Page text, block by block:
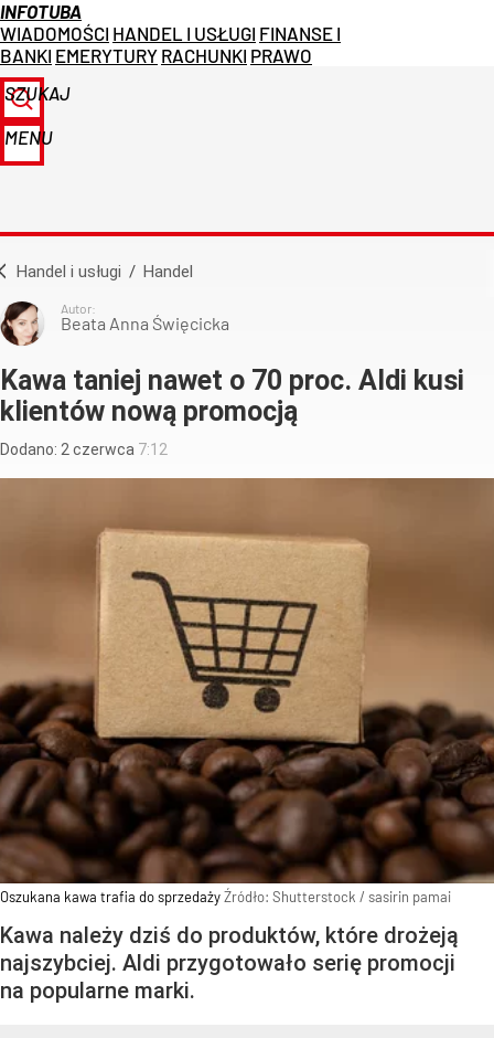
INFOTUBA
WIADOMOŚCI HANDEL I USŁUGI FINANSE I
BANKI EMERYTURY RACHUNKI PRAWO
SZUKAJ
MENU
Handel i usługi / Handel
Autor:
Beata Anna Święcicka
Kawa taniej nawet o 70 proc. Aldi kusi
klientów nową promocją
Dodano: 2 czerwca 7:12
Oszukana kawa trafia do sprzedażyŹródło: Shutterstock / sasirin pamai
Kawa należy dziś do produktów, które drożeją
najszybciej. Aldi przygotowało serię promocji
na popularne marki.